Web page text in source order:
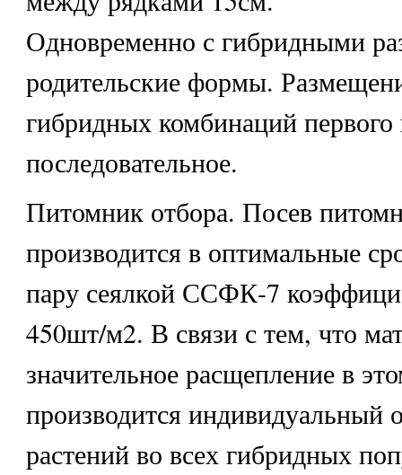
Одновременно с гибридными
родительские формы.
гибридных комбинаций первого
последовательное.
Питомник отбора. Посев
производится в оптимальные
пару сеялкой ССФК-7
450шт/м2. В связи с тем, что
значительное расщепление в
производится индивидуальный
растений во всех гибридных